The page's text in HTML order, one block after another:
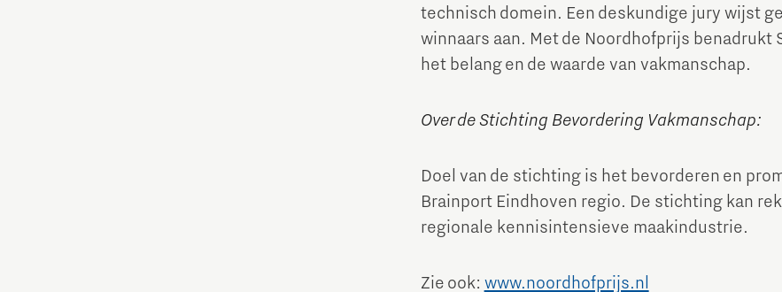
technisch domein. Een deskundige jury wijst
winnaars aan. Met de Noordhofprijs benadrukt
het belang en de waarde van vakmanschap.
Over de Stichting Bevordering Vakmanschap:
Doel van de stichting is het bevorderen en
Brainport Eindhoven regio. De stichting kan
regionale kennisintensieve maakindustrie.
Zie ook: www.noordhofprijs.nl